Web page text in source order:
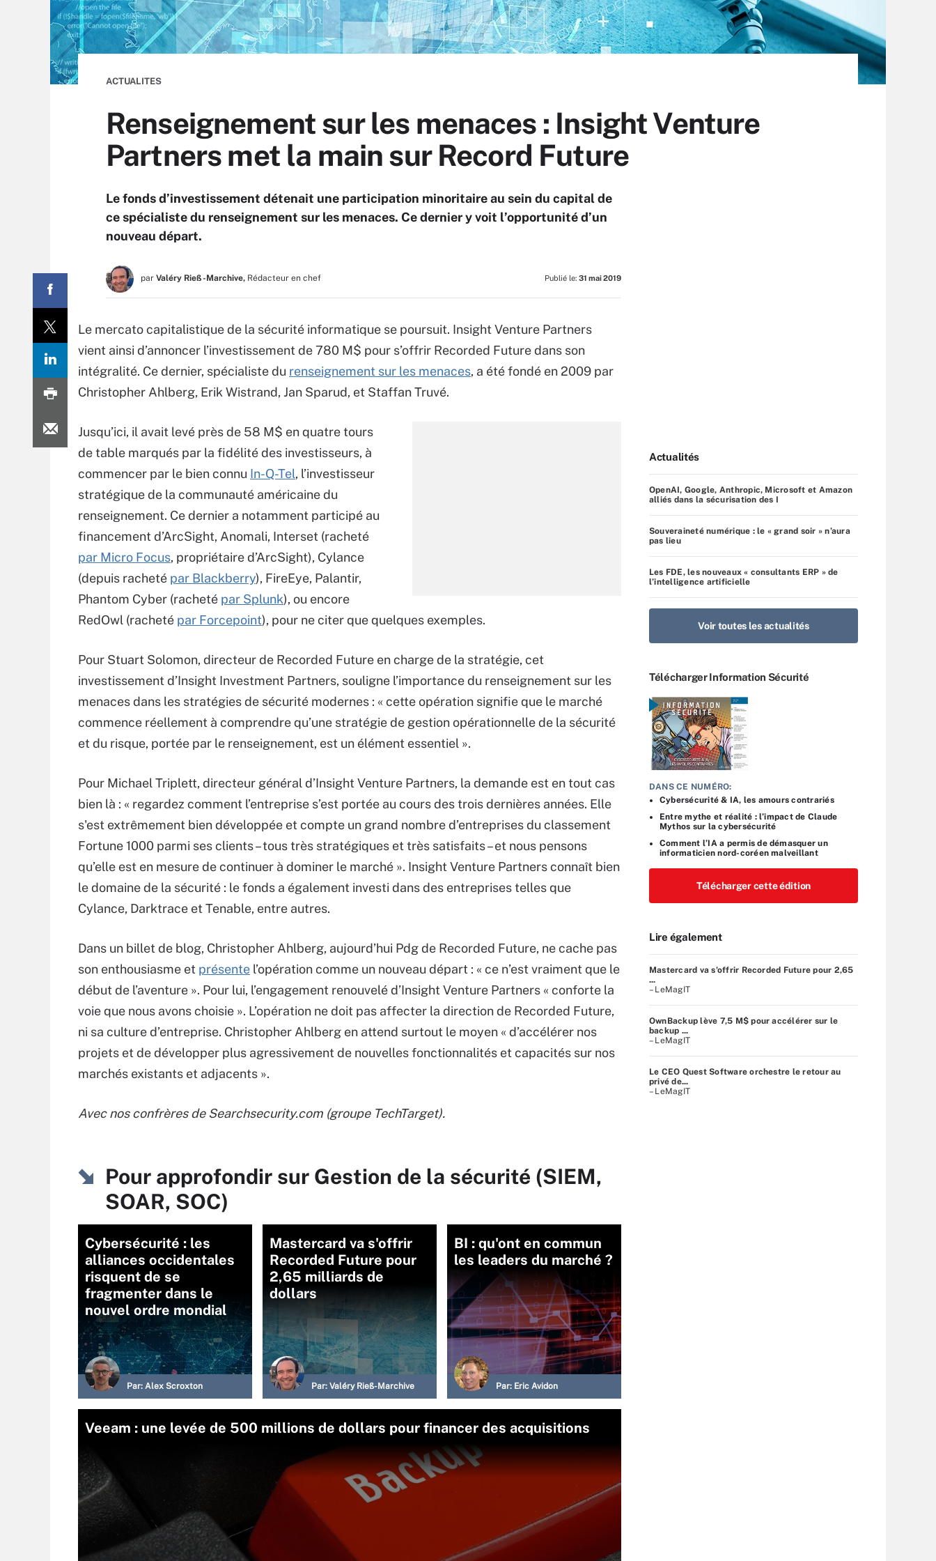
ACTUALITES
Renseignement sur les menaces : Insight Venture
Partners met la main sur Record Future
Le fonds d’investissement détenait une participation minoritaire au sein du capital de
ce spécialiste du renseignement sur les menaces. Ce dernier y voit l’opportunité d’un
nouveau départ.
par Valéry Rieß-Marchive, Rédacteur en chef Publié le: 31 mai 2019
Le mercato capitalistique de la sécurité informatique se poursuit. Insight Venture Partners
vient ainsi d’annoncer l’investissement de 780 M$ pour s’offrir Recorded Future dans son
intégralité. Ce dernier, spécialiste du renseignement sur les menaces, a été fondé en 2009 par
Christopher Ahlberg, Erik Wistrand, Jan Sparud, et Staffan Truvé.
Jusqu’ici, il avait levé près de 58 M$ en quatre tours
de table marqués par la fidélité des investisseurs, à
commencer par le bien connu In-Q-Tel, l’investisseur
stratégique de la communauté américaine du
renseignement. Ce dernier a notamment participé au
financement d’ArcSight, Anomali, Interset (racheté
par Micro Focus, propriétaire d’ArcSight), Cylance
(depuis racheté par Blackberry), FireEye, Palantir,
Phantom Cyber (racheté par Splunk), ou encore
RedOwl (racheté par Forcepoint), pour ne citer que quelques exemples.
Pour Stuart Solomon, directeur de Recorded Future en charge de la stratégie, cet
investissement d’Insight Investment Partners, souligne l’importance du renseignement sur les
menaces dans les stratégies de sécurité modernes : « cette opération signifie que le marché
commence réellement à comprendre qu’une stratégie de gestion opérationnelle de la sécurité
et du risque, portée par le renseignement, est un élément essentiel ».
Pour Michael Triplett, directeur général d’Insight Venture Partners, la demande est en tout cas
bien là : « regardez comment l’entreprise s’est portée au cours des trois dernières années. Elle
s'est extrêmement bien développée et compte un grand nombre d’entreprises du classement
Fortune 1000 parmi ses clients – tous très stratégiques et très satisfaits – et nous pensons
qu’elle est en mesure de continuer à dominer le marché ». Insight Venture Partners connaît bien
le domaine de la sécurité : le fonds a également investi dans des entreprises telles que
Cylance, Darktrace et Tenable, entre autres.
Dans un billet de blog, Christopher Ahlberg, aujourd’hui Pdg de Recorded Future, ne cache pas
son enthousiasme et présente l’opération comme un nouveau départ : « ce n’est vraiment que le
début de l’aventure ». Pour lui, l’engagement renouvelé d’Insight Venture Partners « conforte la
voie que nous avons choisie ». L’opération ne doit pas affecter la direction de Recorded Future,
ni sa culture d’entreprise. Christopher Ahlberg en attend surtout le moyen « d’accélérer nos
projets et de développer plus agressivement de nouvelles fonctionnalités et capacités sur nos
marchés existants et adjacents ».
Avec nos confrères de Searchsecurity.com (groupe TechTarget).
Pour approfondir sur Gestion de la sécurité (SIEM,
SOAR, SOC)
Cybersécurité : les
alliances occidentales
risquent de se
fragmenter dans le
nouvel ordre mondial
Par: Alex Scroxton
Mastercard va s'offrir
Recorded Future pour
2,65 milliards de
dollars
Par: Valéry Rieß-Marchive
BI : qu'ont en commun
les leaders du marché ?
Par: Eric Avidon
Veeam : une levée de 500 millions de dollars pour financer des acquisitions
Actualités
OpenAI, Google, Anthropic, Microsoft et Amazon
alliés dans la sécurisation des I
Souveraineté numérique : le « grand soir » n’aura
pas lieu
Les FDE, les nouveaux « consultants ERP » de
l’intelligence artificielle
Voir toutes les actualités
Télécharger Information Sécurité
DANS CE NUMÉRO:
Cybersécurité & IA, les amours contrariés
Entre mythe et réalité : l’impact de Claude
Mythos sur la cybersécurité
Comment l’IA a permis de démasquer un
informaticien nord-coréen malveillant
Télécharger cette édition
Lire également
Mastercard va s'offrir Recorded Future pour 2,65
...
– LeMagIT
OwnBackup lève 7,5 M$ pour accélérer sur le
backup ...
– LeMagIT
Le CEO Quest Software orchestre le retour au
privé de...
– LeMagIT